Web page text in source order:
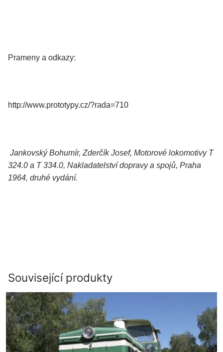
Prameny a odkazy:
http://www.prototypy.cz/?rada=710
Jankovský Bohumír, Zderčík Josef, Motorové lokomotivy T
324.0 a T 334.0, Nakladatelství dopravy a spojů, Praha
1964, druhé vydání.
Související produkty